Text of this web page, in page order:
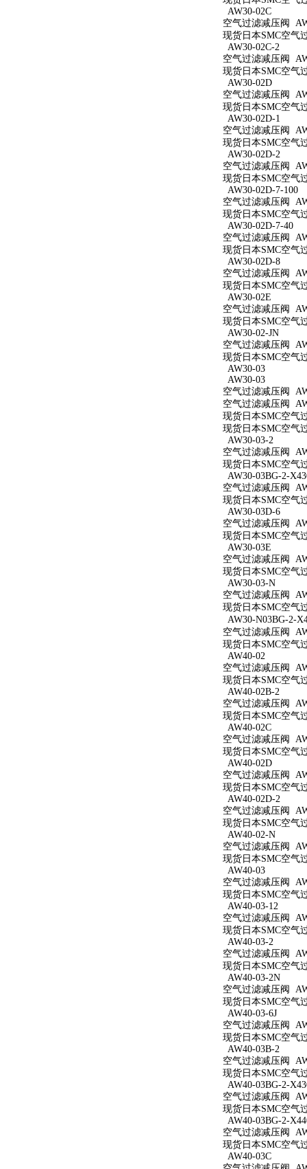
AW30-02C
空气过滤减压阀
现货日本SMC空气
AW30-02C-2
空气过滤减压阀
现货日本SMC空气
AW30-02D
空气过滤减压阀
现货日本SMC空气
AW30-02D-1
空气过滤减压阀
现货日本SMC空气
AW30-02D-2
空气过滤减压阀
现货日本SMC空气
AW30-02D-7-100
空气过滤减压阀
现货日本SMC空气
AW30-02D-7-40
空气过滤减压阀
现货日本SMC空气
AW30-02D-8
空气过滤减压阀
现货日本SMC空气
AW30-02E
空气过滤减压阀
现货日本SMC空气
AW30-02-JN
空气过滤减压阀
现货日本SMC空气
AW30-03
AW30-03
空气过滤减压阀
空气过滤减压阀
现货日本SMC空气
现货日本SMC空气
AW30-03-2
空气过滤减压阀
现货日本SMC空气
AW30-03BG-2-
空气过滤减压阀
现货日本SMC空气
AW30-03D-6
空气过滤减压阀
现货日本SMC空气
AW30-03E
空气过滤减压阀
现货日本SMC空气
AW30-03-N
空气过滤减压阀
现货日本SMC空气
AW30-N03BG-2-
空气过滤减压阀
现货日本SMC空气
AW40-02
空气过滤减压阀
现货日本SMC空气
AW40-02B-2
空气过滤减压阀
现货日本SMC空气
AW40-02C
空气过滤减压阀
现货日本SMC空气
AW40-02D
空气过滤减压阀
现货日本SMC空气
AW40-02D-2
空气过滤减压阀
现货日本SMC空气
AW40-02-N
空气过滤减压阀
现货日本SMC空气
AW40-03
空气过滤减压阀
现货日本SMC空气
AW40-03-12
空气过滤减压阀
现货日本SMC空气
AW40-03-2
空气过滤减压阀
现货日本SMC空气
AW40-03-2N
空气过滤减压阀
现货日本SMC空气
AW40-03-6J
空气过滤减压阀
现货日本SMC空气
AW40-03B-2
空气过滤减压阀
现货日本SMC空气
AW40-03BG-2-
空气过滤减压阀
现货日本SMC空气
AW40-03BG-2-
空气过滤减压阀
现货日本SMC空气
AW40-03C